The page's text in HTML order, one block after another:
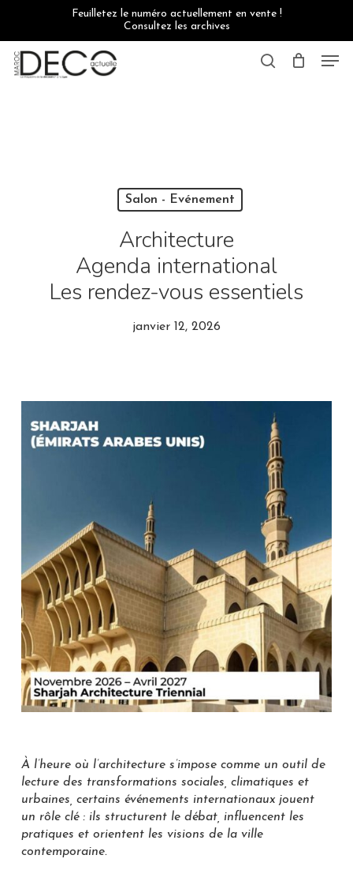
Feuilletez le numéro actuellement en vente !
Consultez les archives
search
Salon - Evénement
Architecture
Agenda international
Les rendez-vous essentiels
janvier 12, 2026
À l’heure où l’architecture s’impose comme un outil de
lecture des transformations sociales, climatiques et
urbaines, certains événements internationaux jouent
un rôle clé : ils structurent le débat, influencent les
pratiques et orientent les visions de la ville
contemporaine.